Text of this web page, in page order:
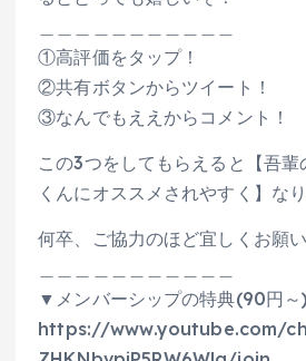
①高評価をタップ！
②共有ボタンからツイート！
③なんでもええからコメント！
この3つをしてもらえると【吾
くんにオススメされやすく】な
何卒、ご協力のほど宜しくお願
▼メンバーシップの特典(90円
https://www.youtube.com/